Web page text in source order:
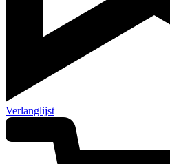
Verlanglijst